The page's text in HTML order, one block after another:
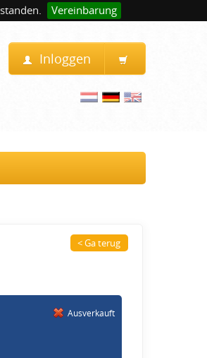
Vereinbarung
Inloggen
< Ga terug
Ausverkauft